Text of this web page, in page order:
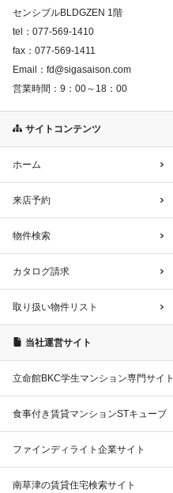
センシブルBLDGZEN 1階
tel： 077-569-1410
fax： 077-569-1411
Email： fd@sigasaison.com
営業時間： 9：00～18：00
サイトコンテンツ
ホーム
来店予約
物件検索
カタログ請求
取り扱い物件リスト
当社運営サイト
立命館BKC学生マンション専門サイト
食事付き賃貸マンションSTキューブ
ファインディライト企業サイト
南草津の賃貸住宅検索サイト